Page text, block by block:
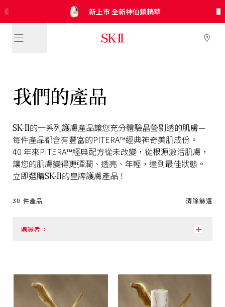
新上市 全新神仙鎖精華
SK-II x CRYBABY 神仙水* 聯名禮盒
SK-II5合1* 防曬小白球 全新調色綠登場
新上市 極緻光蘊煥亮修護凝霜 修護乾燥傷害
新上市 肌源淨斑緻白精華 淡化頑固色斑
SKINPOWER煥顏能量精華霜
SK-II 皇牌晶透套裝
光蘊輕透防曬/CC霜
免費換領！SK-II限量皇牌產品體驗裝*！
我們的產品
SK-II的一系列護膚產品讓您充分體驗晶瑩剔透的肌膚—
每件產品都含有豐富的PITERATM經典神奇美肌成份。
40 年來PITERATM經典配方從未改變， 從根源激活肌膚，
讓您的肌膚變得更彈潤、 透亮、 年輕， 達到最佳狀態。
立即選購SK-II的皇牌護膚產品！
30 件產品
購買者：
清除篩選